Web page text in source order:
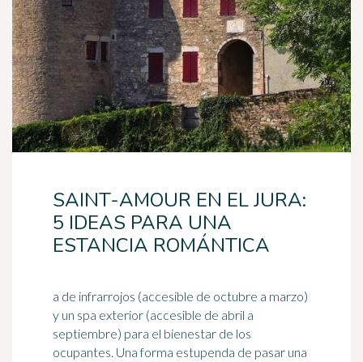
SAINT-AMOUR EN EL JURA:
5 IDEAS PARA UNA
ESTANCIA ROMÁNTICA
a de infrarrojos (accesible de octubre a marzo)
y un spa exterior (accesible de abril a
septiembre) para el bienestar de los
ocupantes. Una forma estupenda de pasar una